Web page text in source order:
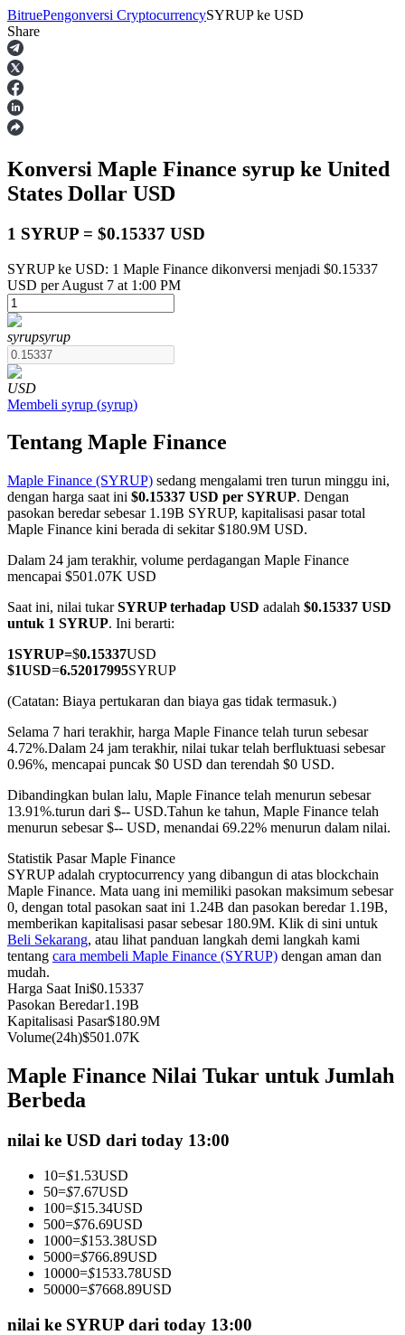
Berjangka
USDT Berjangka
COIN-M Berjangka
Mata Uang Kripto Berjangka
TradFi
Derivatif saham, forex, logam mulia, dan komoditas
USDC Berjangka
Kontrak berjangka menggunakan USDC sebagai jaminannya
Copy Trading
Bergabunglah dengan pedagang top
Menjadi Pedagang Salinan
Nikmati pembagian keuntungan dan komisi copy trading
BitruePengonversi CryptocurrencySYRUP ke USD
Share
Konversi Maple Finance syrup ke United
States Dollar USD
1 SYRUP = $0.15337 USD
SYRUP ke USD: 1 Maple Finance dikonversi menjadi $0.15337
USD per August 7 at 1:00 PM
syrupsyrup
USD
Membeli syrup (syrup)
Tentang Maple Finance
Maple Finance (SYRUP) sedang mengalami tren turun minggu ini,
dengan harga saat ini $0.15337 USD per SYRUP. Dengan
pasokan beredar sebesar 1.19B SYRUP, kapitalisasi pasar total
Maple Finance kini berada di sekitar $180.9M USD.
Dalam 24 jam terakhir, volume perdagangan Maple Finance
mencapai $501.07K USD
Saat ini, nilai tukarSYRUP terhadap USD adalah $0.15337 USD
untuk 1 SYRUP. Ini berarti:
1SYRUP=$0.15337USD
$1USD=6.52017995SYRUP
(Catatan: Biaya pertukaran dan biaya gas tidak termasuk.)
Selama 7 hari terakhir, harga Maple Finance telah turun sebesar
4.72%.Dalam 24 jam terakhir, nilai tukar telah berfluktuasi sebesar
0.96%, mencapai puncak $0 USD dan terendah $0 USD.
Dibandingkan bulan lalu, Maple Finance telah menurun sebesar
13.91%.turun dari $-- USD.Tahun ke tahun, Maple Finance telah
menurun sebesar $-- USD, menandai 69.22% menurun dalam nilai.
Statistik Pasar Maple Finance
SYRUP adalah cryptocurrency yang dibangun di atas blockchain
Maple Finance. Mata uang ini memiliki pasokan maksimum sebesar
0, dengan total pasokan saat ini 1.24B dan pasokan beredar 1.19B,
memberikan kapitalisasi pasar sebesar 180.9M. Klik di sini untuk
Beli Sekarang, atau lihat panduan langkah demi langkah kami
tentang cara membeli Maple Finance (SYRUP) dengan aman dan
mudah.
Harga Saat Ini$0.15337
Pasokan Beredar1.19B
Kapitalisasi Pasar$180.9M
Volume(24h)$501.07K
Maple Finance Nilai Tukar untuk Jumlah
Berbeda
nilai ke USD dari today 13:00
10=$1.53USD
50=$7.67USD
100=$15.34USD
500=$76.69USD
1000=$153.38USD
5000=$766.89USD
10000=$1533.78USD
50000=$7668.89USD
nilai ke SYRUP dari today 13:00